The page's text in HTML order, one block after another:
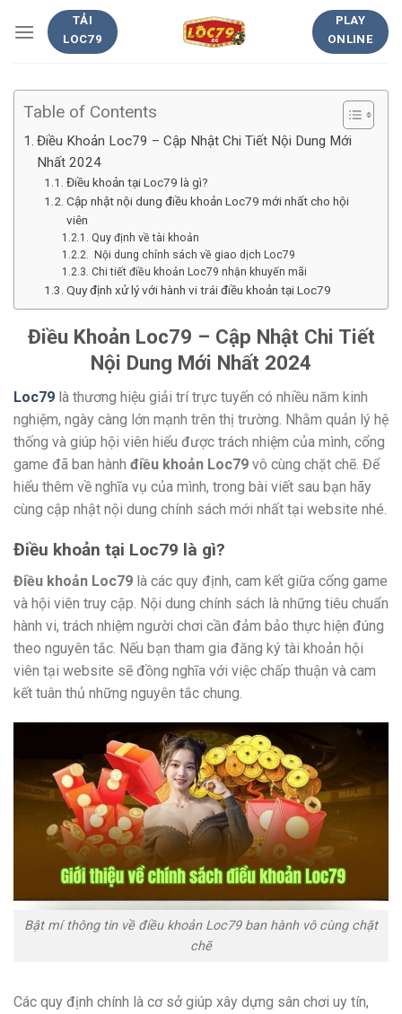
đến
TẢI
LOC79
PLAY
ONLINE
Table of Contents
Điều Khoản Loc79 – Cập Nhật Chi Tiết Nội Dung Mới
Nhất 2024
Điều khoản tại Loc79 là gì?
Cập nhật nội dung điều khoản Loc79 mới nhất cho hội
viên
Quy định về tài khoản
Nội dung chính sách về giao dịch Loc79
Chi tiết điều khoản Loc79 nhận khuyến mãi
Quy định xử lý với hành vi trái điều khoản tại Loc79
Điều Khoản Loc79 – Cập Nhật Chi Tiết
Nội Dung Mới Nhất 2024
Loc79 là thương hiệu giải trí trực tuyến có nhiều năm kinh
nghiệm, ngày càng lớn mạnh trên thị trường. Nhằm quản lý hệ
thống và giúp hội viên hiểu được trách nhiệm của mình, cổng
game đã ban hành điều khoản Loc79 vô cùng chặt chẽ. Để
hiểu thêm về nghĩa vụ của mình, trong bài viết sau bạn hãy
cùng cập nhật nội dung chính sách mới nhất tại website nhé.
Điều khoản tại Loc79 là gì?
Điều khoản Loc79 là các quy định, cam kết giữa cổng game
và hội viên truy cập. Nội dung chính sách là những tiêu chuẩn
hành vi, trách nhiệm người chơi cần đảm bảo thực hiện đúng
theo nguyên tắc. Nếu bạn tham gia đăng ký tài khoản hội
viên tại website sẽ đồng nghĩa với việc chấp thuận và cam
kết tuân thủ những nguyên tắc chung.
Bật mí thông tin về điều khoản Loc79 ban hành vô cùng chặt
chẽ
Các quy định chính là cơ sở giúp xây dựng sân chơi uy tín,